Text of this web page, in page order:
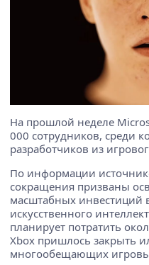
На прошлой неделе
000 сотрудников, среди
разработчиков из
По информации
сокращения призваны
масштабных инвестиций
искусственного
планирует потратить
Xbox пришлось закрыть
многообещающих